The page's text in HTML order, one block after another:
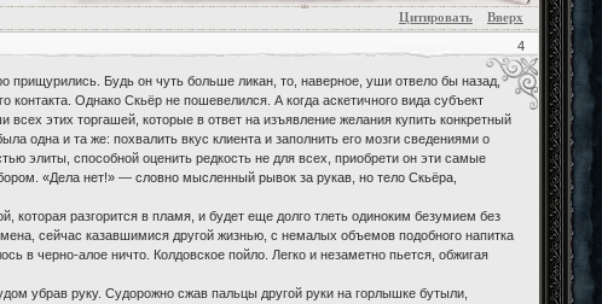
Цитировать Вверх
4
прищурились. Будь он чуть больше ликан, то, наверное, уши отвело бы назад,
Однако Скьёр не пошевелился. А когда аскетичного вида субъект
этих торгашей, которые в ответ на изъявление желания купить конкретный
одна и та же: похвалить вкус клиента и заполнить его мозги сведениями о
элиты, способной оценить редкость не для всех, приобрети он эти самые
«Дела нет!» — словно мысленный рывок за рукав, но тело Скьёра,
разгорится в пламя, и будет еще долго тлеть одиноким безумием без
сейчас казавшимися другой жизнью, с немалых объемов подобного напитка
в черно-алое ничто. Колдовское пойло. Легко и незаметно пьется, обжигая
убрав руку. Судорожно сжав пальцы другой руки на горлышке бутыли,